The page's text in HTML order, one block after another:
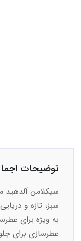
توضیحات
سیکلامن آلدهید
سبز، تازه و
به ویژه برای
عطرسازی برای